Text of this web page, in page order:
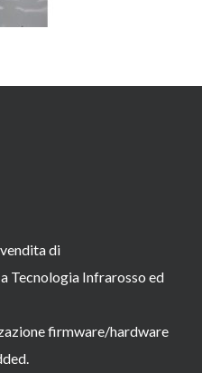
di
Tecnologia Infrarosso ed
firmware/hardware